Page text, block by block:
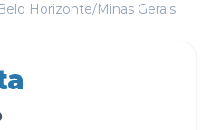
Horizonte/Minas Gerais